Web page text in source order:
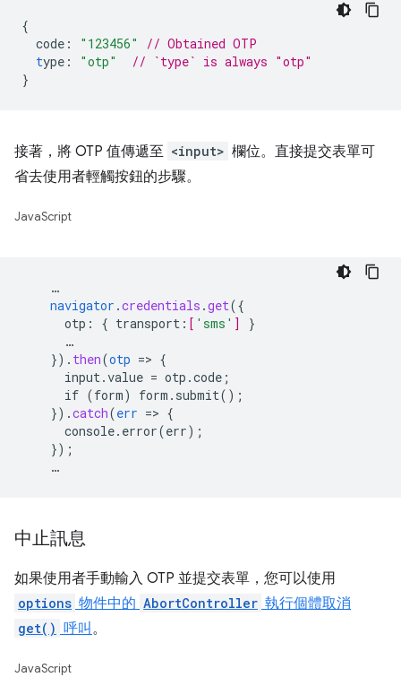
{
code : "123456"
// Obtained OTP
type : "otp"
// `type` is always "otp"
}
接著，將 OTP 值傳遞至 <input> 欄位。直接提交表單可
省去使用者輕觸按鈕的步驟。
JavaScript
…
navigator .credentials .get({
otp : { transport : [ 'sms' ]
}
…
}) . then(otp => {
input.value = otp.code ;
if (form) form.submit() ;
}) .catch(err => {
console.error(err) ;
});
…
中止訊息
如果使用者手動輸入 OTP 並提交表單，您可以使用
options 物件中的 AbortController 執行個體取消
get() 呼叫 。
JavaScript